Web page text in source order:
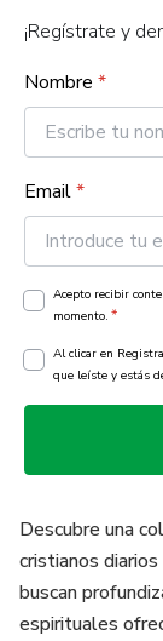
¡Regístrate y
Nombre *
Email*
Acepto recibir
momento. *
Al clicar en
que leíste y estás
Descubre una
cristianos
buscan
espirituales